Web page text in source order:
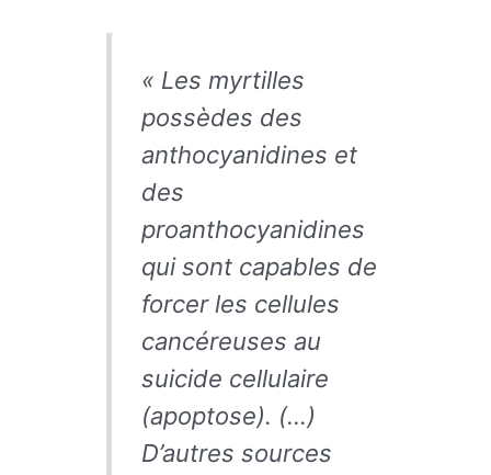
« Les myrtilles
possèdes des
anthocyanidines et
des
proanthocyanidines
qui sont capables de
forcer les cellules
cancéreuses au
suicide cellulaire
(apoptose). (…)
D’autres sources